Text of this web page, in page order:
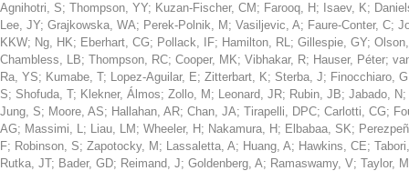
Agnihotri, S; Thompson, YY; Kuzan-Fischer, CM ; Farooq, H ; Isaev, K;
Lee, JY; Grajkowska, WA; Perek-Polnik, M ; Vasiljevic, A; Faure-Conter, C;
KKW; Ng, HK; Eberhart, CG; Pollack, IF; Hamilton, RL; Gillespie, GY;
Chambless, LB; Thompson, RC; Cooper, MK; Vibhakar, R; Hauser, Péter;
Ra, YS; Kumabe, T; Lopez-Aguilar, E; Zitterbart, K; Sterba, J; Finocchiaro, G
S; Shofuda, T; Klekner, Álmos; Zollo, M ; Leonard, JR; Rubin, JB; Jabado, N;
Jung, S; Moore, AS; Hallahan, AR; Chan, JA; Tirapelli, DPC; Carlotti, CG;
AG; Massimi, L; Liau, LM ; Wheeler, H ; Nakamura, H ; Elbabaa, SK;
F; Robinson, S; Zapotocky, M ; Lassaletta, A; Huang, A; Hawkins, CE;
Rutka, JT; Bader, GD; Reimand, J; Goldenberg, A; Ramaswamy, V; Taylor,